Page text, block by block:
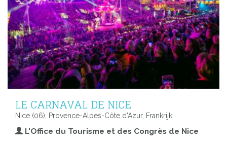
LE CARNAVAL DE NICE
Nice (06), Provence-Alpes-Côte d'Azur, Frankrijk
L'Office du Tourisme et des Congrès de Nice